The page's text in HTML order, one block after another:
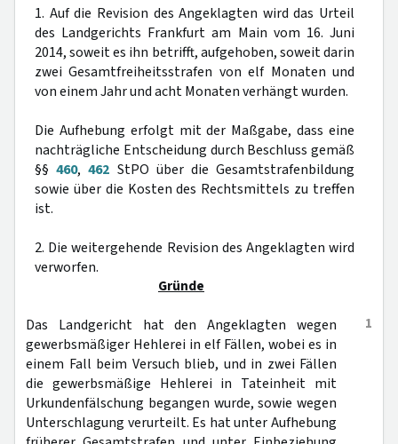
1. Auf die Revision des Angeklagten wird das Urteil
des Landgerichts Frankfurt am Main vom 16. Juni
2014, soweit es ihn betrifft, aufgehoben, soweit darin
zwei Gesamtfreiheitsstrafen von elf Monaten und
von einem Jahr und acht Monaten verhängt wurden.
Die Aufhebung erfolgt mit der Maßgabe, dass eine
nachträgliche Entscheidung durch Beschluss gemäß
§§460,462 StPO über die Gesamtstrafenbildung
sowie über die Kosten des Rechtsmittels zu treffen
ist.
2. Die weitergehende Revision des Angeklagten wird
verworfen.
Gründe
1
Das Landgericht hat den Angeklagten wegen
gewerbsmäßiger Hehlerei in elf Fällen, wobei es in
einem Fall beim Versuch blieb, und in zwei Fällen
die gewerbsmäßige Hehlerei in Tateinheit mit
Urkundenfälschung begangen wurde, sowie wegen
Unterschlagung verurteilt. Es hat unter Aufhebung